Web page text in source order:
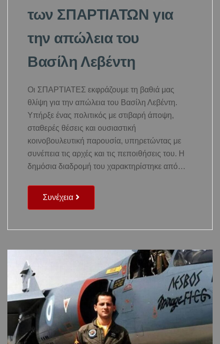
των ΣΠΑΡΤΙΑΤΩΝ για
την απώλεια του
Βασίλη Λεβέντη
Οι ΣΠΑΡΤΙΑΤΕΣ εκφράζουμε τη βαθιά μας
θλίψη για την απώλεια του Βασίλη Λεβέντη.
Υπήρξε ένας πολιτικός με στιβαρή άποψη,
σταθερές θέσεις και ουσιαστική
κοινοβουλευτική παρουσία, υπηρετώντας με
συνέπεια τις αρχές και τις πεποιθήσεις του. Η
δημόσια διαδρομή του χαρακτηρίστηκε από…
Συνέχεια